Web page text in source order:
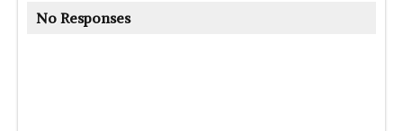
No Responses